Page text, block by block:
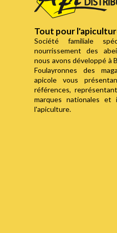
Tout pour
Société familiale
nourrissement des
nous avons développé à
Foulayronnes des
apicole vous
références,
marques nationales et
l'apiculture.